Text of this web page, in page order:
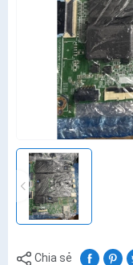
Chia sẻ